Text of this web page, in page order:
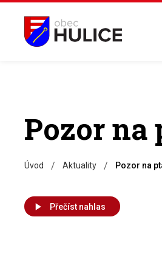
Pozor na
Úvod / Aktuality / Pozor na
Přečíst nahlas